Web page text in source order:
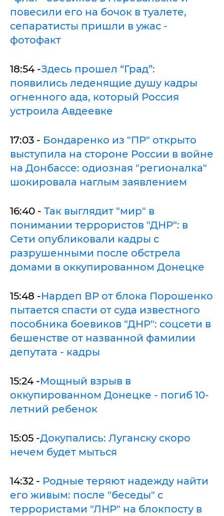
повесили его на бочок в туалете,
сепаратисты пришли в ужас -
фотофакт
18:54 -Здесь прошел “Град”:
появились леденящие душу кадры
огненного ада, который Россия
устроила Авдеевке
17:03 - Бондаренко из "ПР" открыто
выступила на стороне России в войне
на Донбассе: одиозная "регионалка"
шокировала наглым заявлением
16:40 - Так выглядит "мир" в
понимании террористов "ДНР": в
Сети опубликовали кадры с
разрушенными после обстрела
домами в оккупированном Донецке
15:48 -Нардеп ВР от блока Порошенко
пытается спасти от суда известного
пособника боевиков "ДНР": соцсети в
бешенстве от названной фамилии
депутата - кадры
15:24 -Мощный взрыв в
оккупированном Донецке - погиб 10-
летний ребенок
15:05 -Докупались: Луганску скоро
нечем будет мыться
14:32 - Родные теряют надежду найти
его живым: после "беседы" с
террористами "ЛНР" на блокпосту в